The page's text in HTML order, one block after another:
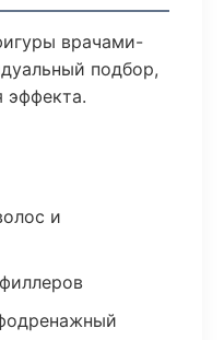
врачами-
подбор,
эффекта.
и